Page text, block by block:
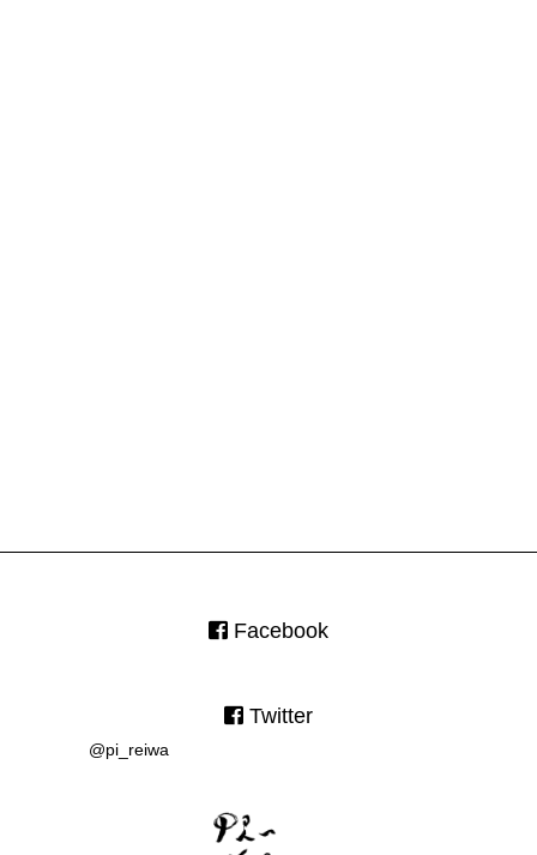
Facebook
Twitter
@pi_reiwa